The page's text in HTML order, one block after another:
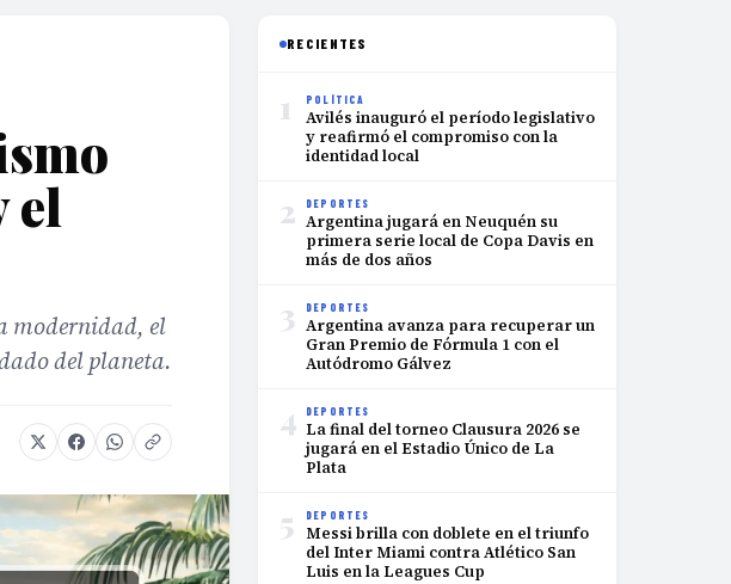
el
modernidad, el
del planeta.
RECIENTES
1 POLÍTICA
Avilés inauguró el período legislativo
y reafirmó el compromiso con la
identidad local
2 DEPORTES
Argentina jugará en Neuquén su
primera serie local de Copa Davis en
más de dos años
3 DEPORTES
Argentina avanza para recuperar un
Gran Premio de Fórmula 1 con el
Autódromo Gálvez
4 DEPORTES
La final del torneo Clausura 2026 se
jugará en el Estadio Único de La
Plata
5 DEPORTES
Messi brilla con doblete en el triunfo
del Inter Miami contra Atlético San
Luis en la Leagues Cup